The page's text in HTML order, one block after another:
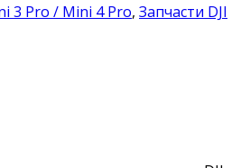
3 Pro / Mini 4 Pro, Запчасти DJI